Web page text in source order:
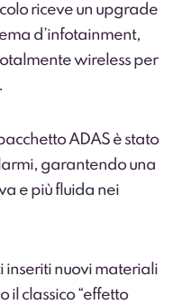
riceve un upgrade
d’infotainment,
wireless per
ADAS è stato
garantendo una
e più fluida nei
inseriti nuovi materiali
il classico “effetto